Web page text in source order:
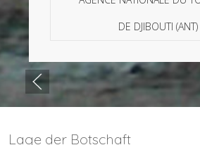
DE DJIBOUTI (ANT)
Lage der Botschaft